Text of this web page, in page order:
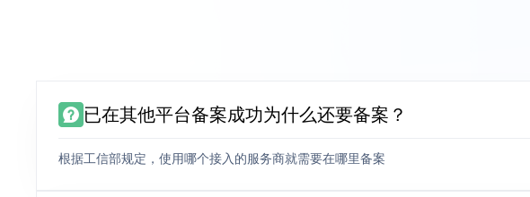
已在其他平台备案成功为什么还要备案？
根据工信部规定，使用哪个接入的服务商就需要在哪里备案